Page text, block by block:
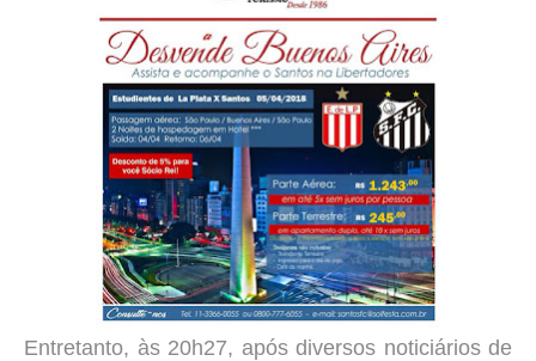
Entretanto, às 20h27, após diversos noticiários de